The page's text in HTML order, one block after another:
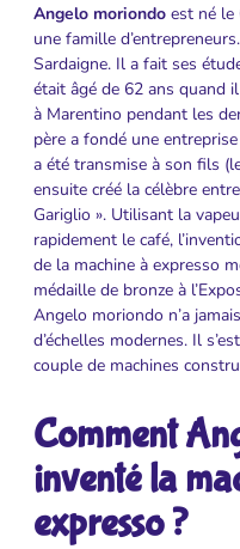
Angelo moriondo est né le
une famille
Sardaigne. Il a fait ses
était âgé de 62 ans quand
à Marentino pendant les
père a fondé une
a été transmise à son fils
ensuite créé la célèbre
Gariglio ». Utilisant la
rapidement le café,
de la machine à expresso
médaille de bronze à
Angelo moriondo n’a
d’échelles modernes. Il
couple de machines
Comment
inventé la
expresso ?